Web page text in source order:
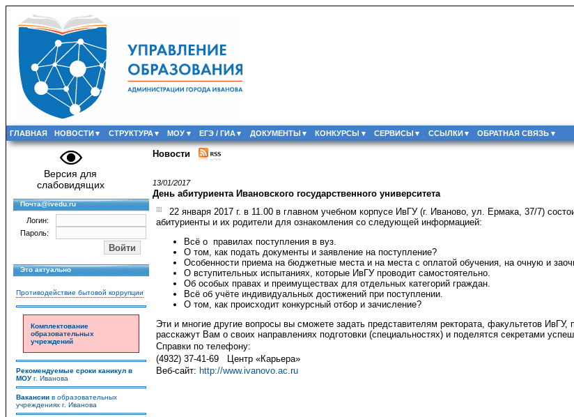
ГЛАВНАЯ НОВОСТИ СТРУКТУРА МОУ ЕГЭ / ГИА ДОКУМЕНТЫ КОНКУРСЫ СЕРВИСЫ ССЫЛКИ ОБРАТНАЯ СВЯЗЬ
Версия для
слабовидящих
Почта@ivedu.ru
Логин:
Пароль:
Это актуально
Противодействие бытовой коррупции
Комплектование
образовательных
учреждений
Рекомендуемые сроки каникул в
МОУг. Иванова
Вакансии в образовательных
учреждениях г. Иванова
Новости
13/01/2017
День абитуриента Ивановского государственного университета
22 января 2017 г. в 11.00 в главном учебном корпусе ИвГУ (г. Иваново, ул. Ермака, 37/7)
абитуриенты и их родители для ознакомления со следующей информацией:
Всё о правилах поступления в вуз.
О том, как подать документы и заявление на поступление?
Особенности приема на бюджетные места и на места с оплатой обучения, на очную и
О вступительных испытаниях, которые ИвГУ проводит самостоятельно.
Об особых правах и преимуществах для отдельных категорий граждан.
Всё об учёте индивидуальных достижений при поступлении.
О том, как происходит конкурсный отбор и зачисление?
Эти и многие другие вопросы вы сможете задать представителям ректората, факультетов
расскажут Вам о своих направлениях подготовки (специальностях) и поделятся секретами
Справки по телефону:
(4932) 37-41-69 Центр «Карьера»
Веб-сайт: http://www.ivanovo.ac.ru